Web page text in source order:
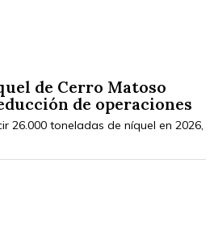
de Cerro Matoso
de operaciones
26.000 toneladas de níquel en 2026,